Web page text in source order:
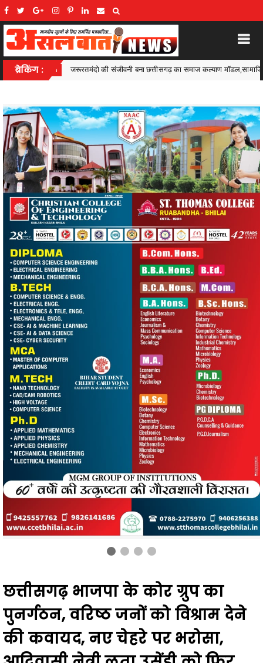
ब्रेकिंग :
का समाज कल्याण मॉडल,सामाजिक सुरक्षा से आत्मनिर्भरता की राह पर Ambagarh
छत्तीसगढ़ भाजपा के कोर ग्रुप का
पुनर्गठन, वरिष्ठ जनों को विश्राम देने
की कवायद, नए चेहरे पर भरोसा,
आदिवासी नेत्री लता उसेंडी को फिर
मिली बड़ी जिम्मेदारी, भाजपा, यहां